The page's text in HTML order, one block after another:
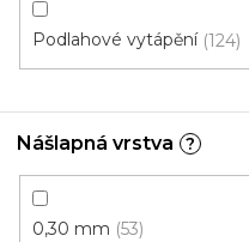
Podlahové vytápění 124
Nášlapná vrstva ?
0,30 mm 53